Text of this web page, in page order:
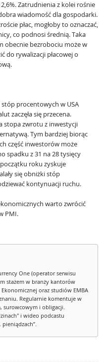
Zatrudnienia z kolei rośnie
wiadomość dla gospodarki.
płac, mogłoby to oznaczać,
co podnosi średnią. Taka
obecnie bezrobociu może w
do rywalizacji płacowej o
procentowych w USA
zaczęła się przecena.
stopa zwrotu z inwestycji
Tym bardziej biorąc
część inwestorów może
spadku z 31 na 28 tysięcy
roku zyskuje
się obniżki stóp
kontynuacji ruchu.
warto zwrócić
PMI.
One (operator serwisu
stażem w branży kantorów
oraz studiów EMBA
Regularnie komentuje w
surowcowym i obligacji.
i wideo podcastu
pieniądzach”.